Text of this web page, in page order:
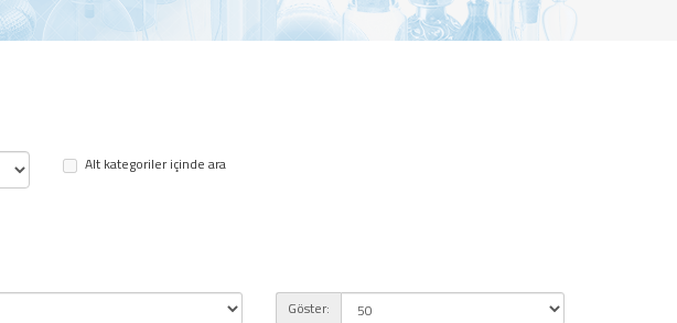
Alt kategoriler içinde ara
Göster: